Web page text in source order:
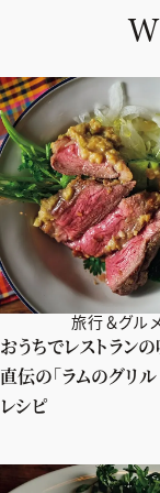
W
旅行＆グル
おうちでレストランの
直伝の「ラムのグリル
レシピ